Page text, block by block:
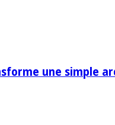
une simple